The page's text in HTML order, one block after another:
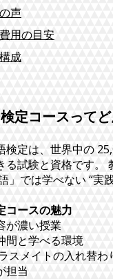
声
用の目安
成
定コースって
検定は、世界中の
る試験と資格です
」では学べない “実
コースの魅力
が濃い授業
間と学べる環境
スメイトの入れ替わ
担当